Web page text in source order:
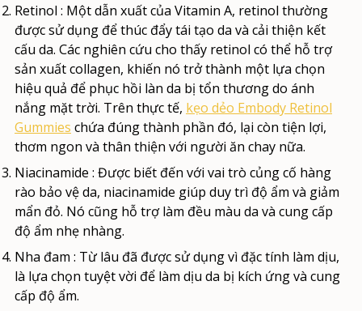
Retinol: Một dẫn xuất của Vitamin A, retinol thường
được sử dụng để thúc đẩy tái tạo da và cải thiện kết
cấu da. Các nghiên cứu cho thấy retinol có thể hỗ trợ
sản xuất collagen, khiến nó trở thành một lựa chọn
hiệu quả để phục hồi làn da bị tổn thương do ánh
nắng mặt trời. Trên thực tế, kẹo dẻo Embody Retinol
Gummies chứa đúng thành phần đó, lại còn tiện lợi,
thơm ngon và thân thiện với người ăn chay nữa.
Niacinamide : Được biết đến với vai trò củng cố hàng
rào bảo vệ da, niacinamide giúp duy trì độ ẩm và giảm
mẩn đỏ. Nó cũng hỗ trợ làm đều màu da và cung cấp
độ ẩm nhẹ nhàng.
Nha đam : Từ lâu đã được sử dụng vì đặc tính làm dịu,
là lựa chọn tuyệt vời để làm dịu da bị kích ứng và cung
cấp độ ẩm.